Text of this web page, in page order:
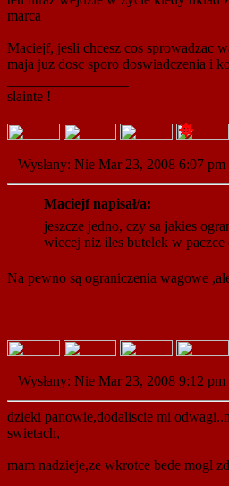
marca
Maciejf, jesli chcesz cos sprowadzac
maja juz dosc sporo doswiadczenia i
slainte !
Wysłany: Nie Mar 23, 2008 6:07
Maciejf napisał/a:
jeszcze jedno, czy sa jakies
wiecej niz iles butelek w paczce
Na pewno są ograniczenia wagowe
Wysłany: Nie Mar 23, 2008 9:12
dzieki panowie,dodaliscie mi
swietach,
mam nadzieje,ze wkrotce bede mogl